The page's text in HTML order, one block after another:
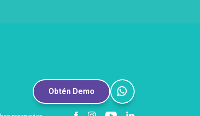
Obtén Demo